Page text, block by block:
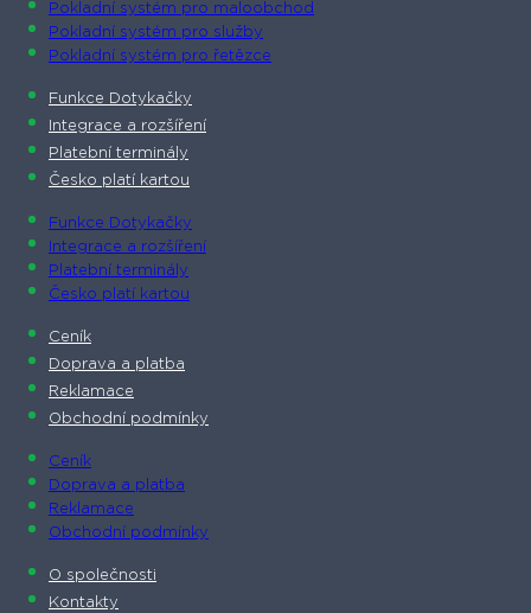
Pokladní systém pro maloobchod
Pokladní systém pro služby
Pokladní systém pro řetězce
Funkce Dotykačky
Integrace a rozšíření
Platební terminály
Česko platí kartou
Funkce Dotykačky
Integrace a rozšíření
Platební terminály
Česko platí kartou
Ceník
Doprava a platba
Reklamace
Obchodní podmínky
Ceník
Doprava a platba
Reklamace
Obchodní podmínky
O společnosti​
Kontakty